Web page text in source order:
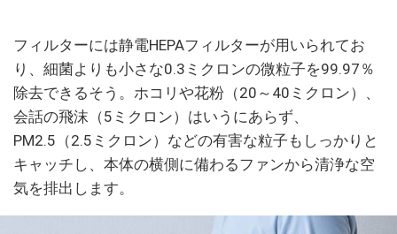
フィルターには静電HEPAフィルターが用いられてお
り、細菌よりも小さな0.3ミクロンの微粒子を99.97％
除去できるそう。ホコリや花粉（20～40ミクロン）、
会話の飛沫（5ミクロン）はいうにあらず、
PM2.5（2.5ミクロン）などの有害な粒子もしっかりと
キャッチし、本体の横側に備わるファンから清浄な空
気を排出します。